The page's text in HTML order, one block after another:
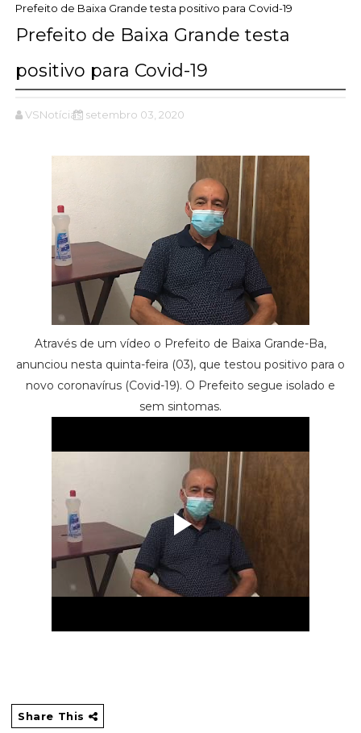
Prefeito de Baixa Grande testa positivo para Covid-19
Prefeito de Baixa Grande testa
positivo para Covid-19
VSNotícias setembro 03, 2020
Através de um vídeo o Prefeito de Baixa Grande-Ba,
anunciou nesta quinta-feira (03), que testou positivo para o
novo coronavírus (Covid-19). O Prefeito segue isolado e
sem sintomas.
Share This